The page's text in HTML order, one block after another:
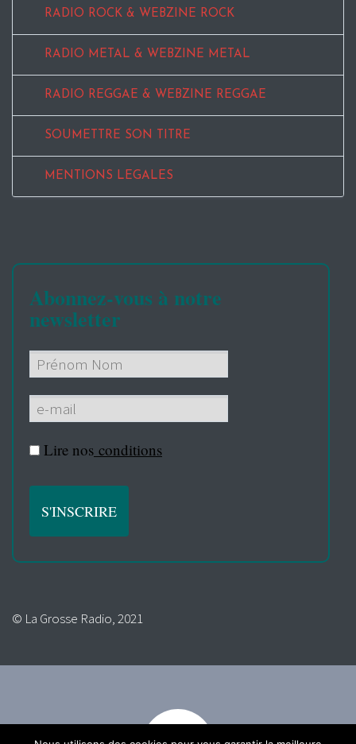
RADIO ROCK & WEBZINE ROCK
RADIO METAL & WEBZINE METAL
RADIO REGGAE & WEBZINE REGGAE
SOUMETTRE SON TITRE
MENTIONS LEGALES
Abonnez-vous à notre
newsletter
Lire nos conditions
© La Grosse Radio, 2021